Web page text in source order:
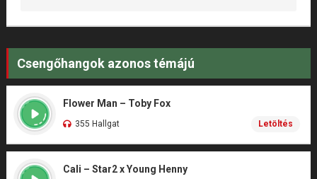
Csengőhangok azonos témájú
Flower Man – Toby Fox
355 Hallgat Letöltés
Cali – Star2 x Young Henny